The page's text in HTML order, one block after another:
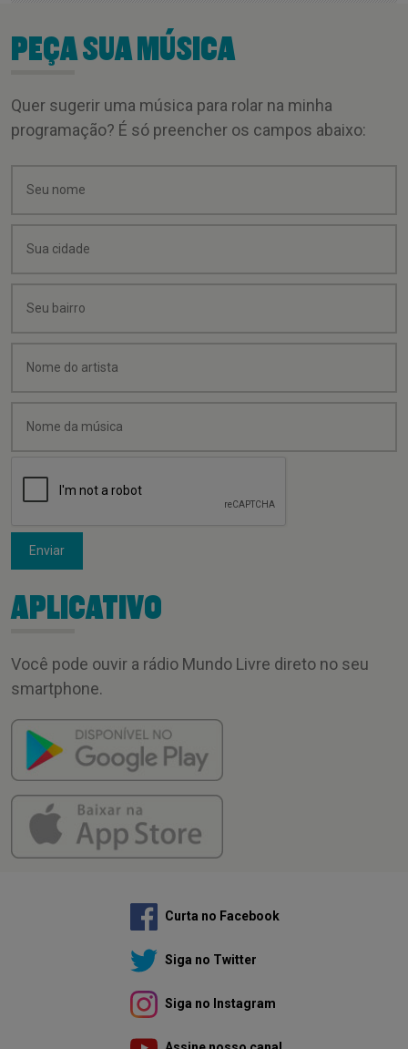
PEÇA SUA MÚSICA
Quer sugerir uma música para rolar na minha
programação? É só preencher os campos abaixo:
Enviar
APLICATIVO
Você pode ouvir a rádio Mundo Livre direto no seu
smartphone.
Curta no Facebook
Siga no Twitter
Siga no Instagram